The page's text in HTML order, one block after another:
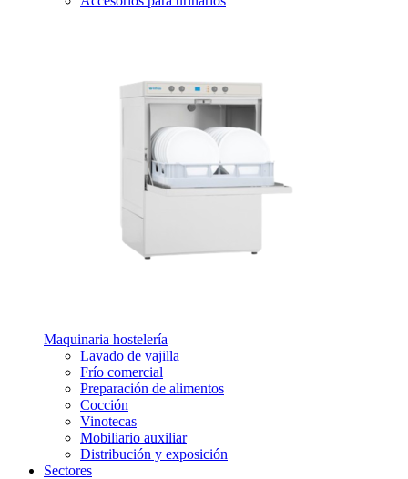
Maquinaria hostelería
Lavado de vajilla
Frío comercial
Preparación de alimentos
Cocción
Vinotecas
Mobiliario auxiliar
Distribución y exposición
Sectores